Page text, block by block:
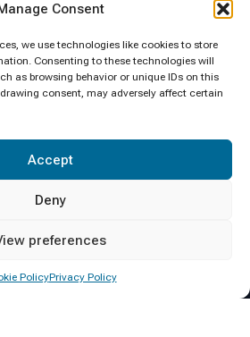
Consent
we use technologies like cookies to store
Consenting to these technologies will
as browsing behavior or unique IDs on this
consent, may adversely affect certain
Accept
Deny
preferences
PolicyPrivacy Policy
marketing cookies and